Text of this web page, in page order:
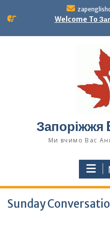
Welcome To
Запоріжжя
Ми вчимо Вас
Sunday